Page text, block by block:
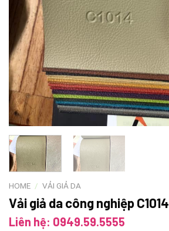
HOME / VẢI GIẢ DA
Vải giả da công nghiệp C1014
Liên hệ: 0949.59.5555